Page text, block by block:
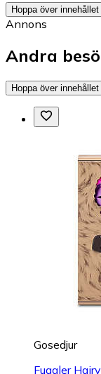
Hoppa över innehållet
Annons
Andra
Hoppa över innehållet
Gosedjur
Fuggler